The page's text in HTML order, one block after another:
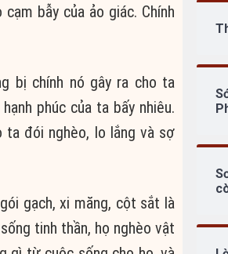
bẫy của ảo giác. Chính
bị chính nó gây ra cho ta
phúc của ta bấy nhiêu.
ta đói nghèo, lo lắng và sợ
gạch, xi măng, cột sắt là
tinh thần, họ nghèo vật